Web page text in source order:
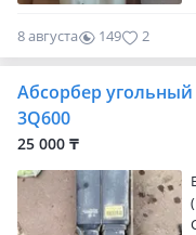
8 августа 149 2
Абсорбер
3Q600
25 000 ₸